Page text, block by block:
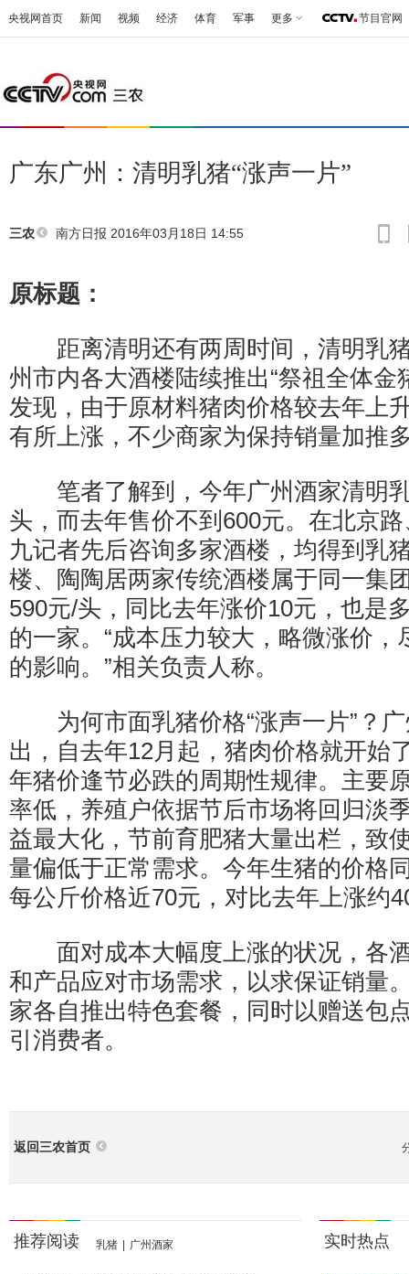
央视网首页 新闻 视频 经济 体育 军事 更多 节目官网
广东广州：清明乳猪“涨声一片”
三农 南方日报 2016年03月18日 14:55
原标题：
距离清明还有两周时间，清明乳
州市内各大酒楼陆续推出“祭祖全体金
发现，由于原材料猪肉价格较去年上
有所上涨，不少商家为保持销量加推
笔者了解到，今年广州酒家清明
头，而去年售价不到600元。在北京
九记者先后咨询多家酒楼，均得到乳
楼、陶陶居两家传统酒楼属于同一集
590元/头，同比去年涨价10元，也是
的一家。“成本压力较大，略微涨价
的影响。”相关负责人称。
为何市面乳猪价格“涨声一片”？广
出，自去年12月起，猪肉价格就开始
年猪价逢节必跌的周期性规律。主要
率低，养殖户依据节后市场将回归淡
益最大化，节前育肥猪大量出栏，致
量偏低于正常需求。今年生猪的价格
每公斤价格近70元，对比去年上涨约
面对成本大幅度上涨的状况，各
和产品应对市场需求，以求保证销量
家各自推出特色套餐，同时以赠送包
引消费者。
返回三农首页
推荐阅读 乳猪 广州酒家 实时热点